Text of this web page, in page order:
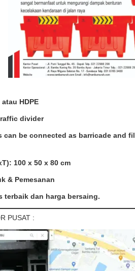
HDPE
divider
can be connected as barricade
100 x 50 x 80 cm
& Pemesanan
terbaik dan harga bersaing.
PUSAT :